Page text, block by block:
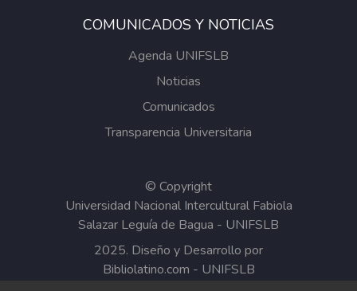
COMUNICADOS Y NOTICIAS
Agenda UNIFSLB
Noticias
Comunicados
Transparencia Universitaria
© Copyright
Universidad Nacional Intercultural Fabiola
Salazar Leguía de Bagua - UNIFSLB
2025. Diseño y Desarrollo por
Bibliolatino.com - UNIFSLB